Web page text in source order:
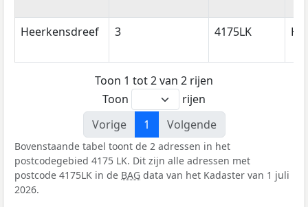
Heerkensdreef 3 4175LK
Toon 1 tot 2 van 2 rijen
Toon
rijen
Vorige
1 Volgende
Bovenstaande tabel toont de 2 adressen in het
postcodegebied 4175 LK. Dit zijn alle adressen met
postcode 4175LK in de BAG data van het Kadaster van 1 juli
2026.